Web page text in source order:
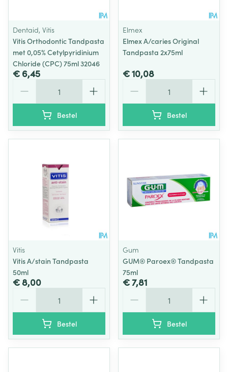
Dentaid, Vitis
Vitis Orthodontic Tandpasta
met 0,05% Cetylpyridinium
Chloride (CPC) 75ml 32046
€ 6,45
Bestel
Elmex
Elmex A/caries Original
Tandpasta 2x75ml
€ 10,08
Bestel
Vitis
Vitis A/stain Tandpasta
50ml
€ 8,00
Bestel
Gum
GUM® Paroex® Tandpasta
75ml
€ 7,81
Bestel